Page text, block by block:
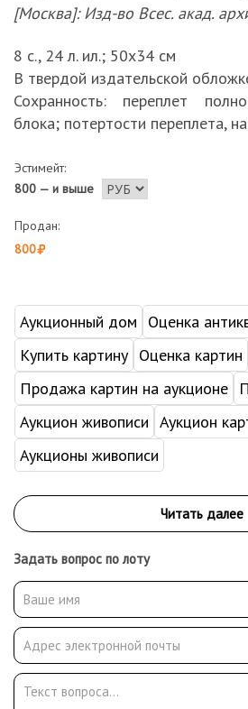
[Москва]: Изд-во Всес. акад.
8 с., 24 л. ил.; 50х34 см
В твердой издательской
Сохранность: переплет
блока; потертости переплета,
Эстимейт:
800 — и выше
Продан:
800
Аукционный дом
Оценка
Купить картину Оценка картин
Продажа картин на аукционе
Аукцион живописи Аукцион
Аукционы живописи
Задать вопрос по лоту